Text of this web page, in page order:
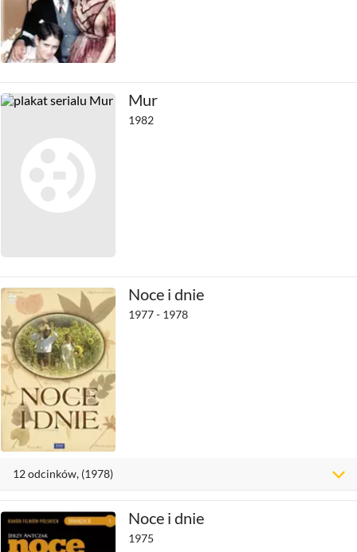
Mur
1982
Noce i dnie
1977 - 1978
12odcinków, (1978)
Noce i dnie
1975